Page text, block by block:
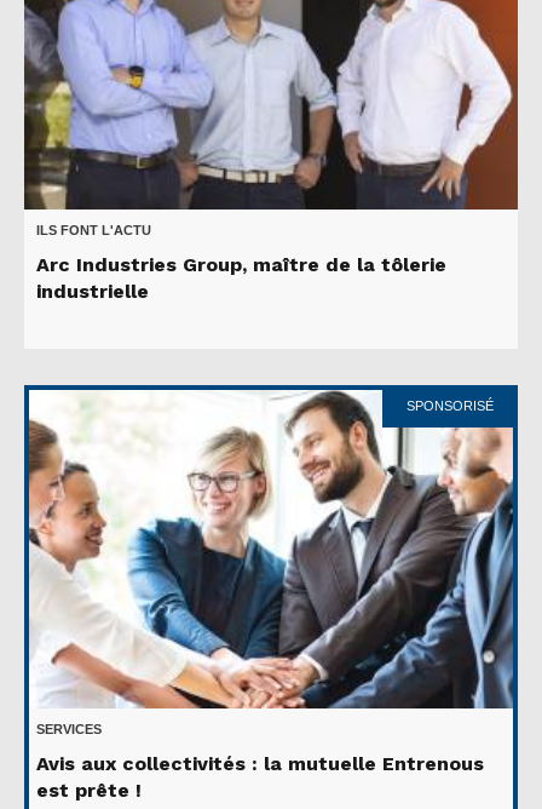
ILS FONT L'ACTU
Arc Industries Group, maître de la tôlerie
industrielle
SPONSORISÉ
SERVICES
Avis aux collectivités : la mutuelle Entrenous
est prête !